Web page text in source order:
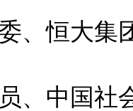
、恒大集
、中国社